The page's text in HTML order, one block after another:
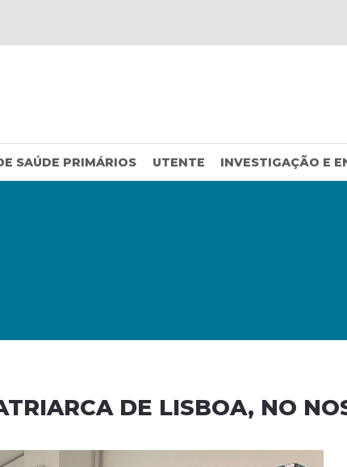
SAÚDE PRIMÁRIOS UTENTE INVESTIGAÇÃO E
DE LISBOA, NO